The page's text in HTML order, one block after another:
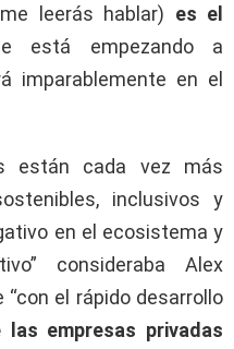
leerás hablar) es el
está empezando a
imparablemente en el
están cada vez más
inclusivos y
en el ecosistema y
consideraba Alex
“con el rápido desarrollo
empresas privadas